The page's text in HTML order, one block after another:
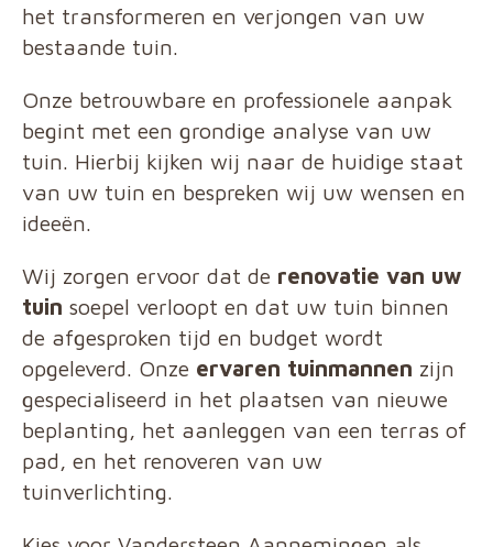
het transformeren en verjongen van uw
bestaande tuin.
Onze betrouwbare en professionele aanpak
begint met een grondige analyse van uw
tuin. Hierbij kijken wij naar de huidige staat
van uw tuin en bespreken wij uw wensen en
ideeën.
Wij zorgen ervoor dat de renovatie van uw
tuin soepel verloopt en dat uw tuin binnen
de afgesproken tijd en budget wordt
opgeleverd. Onze ervaren tuinmannen zijn
gespecialiseerd in het plaatsen van nieuwe
beplanting, het aanleggen van een terras of
pad, en het renoveren van uw
tuinverlichting.